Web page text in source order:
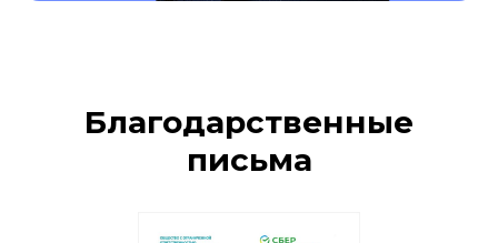
Благодарственные
письма
Подписаться на рассылку